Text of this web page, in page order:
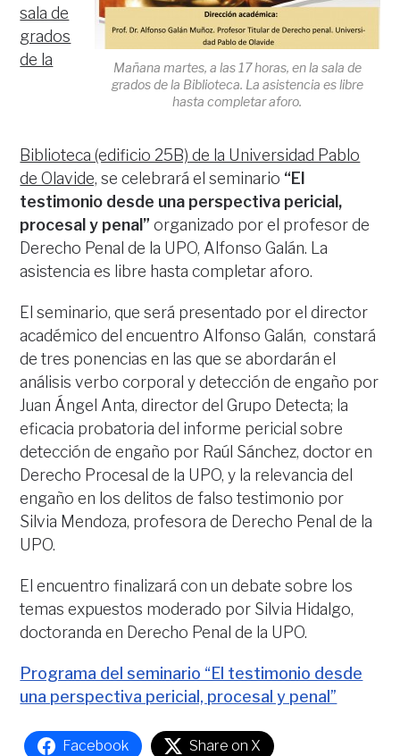
Mañana martes, a las 17 horas, en la sala de
grados de la Biblioteca. La asistencia es libre
hasta completar aforo.
sala de
grados
de la
Biblioteca (edificio 25B) de la Universidad Pablo
de Olavide, se celebrará el seminario “El
testimonio desde una perspectiva pericial,
procesal y penal” organizado por el profesor de
Derecho Penal de la UPO, Alfonso Galán. La
asistencia es libre hasta completar aforo.
El seminario, que será presentado por el director
académico del encuentro Alfonso Galán, constará
de tres ponencias en las que se abordarán el
análisis verbo corporal y detección de engaño por
Juan Ángel Anta, director del Grupo Detecta; la
eficacia probatoria del informe pericial sobre
detección de engaño por Raúl Sánchez, doctor en
Derecho Procesal de la UPO, y la relevancia del
engaño en los delitos de falso testimonio por
Silvia Mendoza, profesora de Derecho Penal de la
UPO.
El encuentro finalizará con un debate sobre los
temas expuestos moderado por Silvia Hidalgo,
doctoranda en Derecho Penal de la UPO.
Programa del seminario “El testimonio desde
una perspectiva pericial, procesal y penal”
Facebook Share on X